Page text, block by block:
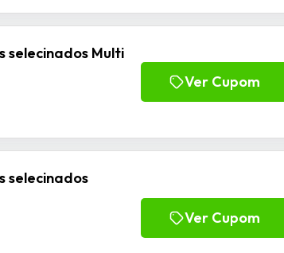
selecinados Multi
Ver Cupom
selecinados
Ver Cupom